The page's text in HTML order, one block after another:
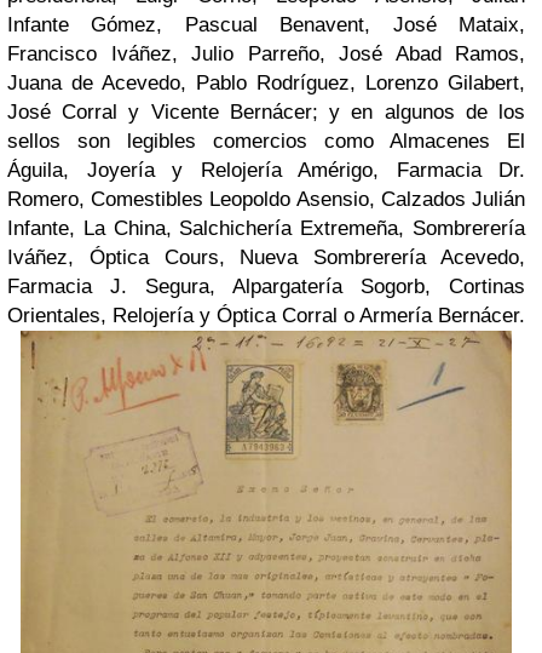
Infante Gómez, Pascual Benavent, José Mataix,
Francisco Iváñez, Julio Parreño, José Abad Ramos,
Juana de Acevedo, Pablo Rodríguez, Lorenzo Gilabert,
José Corral y Vicente Bernácer; y en algunos de los
sellos son legibles comercios como Almacenes El
Águila, Joyería y Relojería Amérigo, Farmacia Dr.
Romero, Comestibles Leopoldo Asensio, Calzados Julián
Infante, La China, Salchichería Extremeña, Sombrerería
Iváñez, Óptica Cours, Nueva Sombrerería Acevedo,
Farmacia J. Segura, Alpargatería Sogorb, Cortinas
Orientales, Relojería y Óptica Corral o Armería Bernácer.